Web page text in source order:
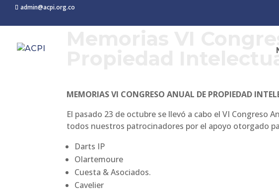
admin@acpi.org.co
Propiedad
MEMORIAS VI CONGRESO ANUAL DE PROPIEDAD
El pasado 23 de octubre se llevó a cabo el VI Congreso
todos nuestros patrocinadores por el apoyo otorgado
Darts IP
Olartemoure
Cuesta & Asociados.
Cavelier